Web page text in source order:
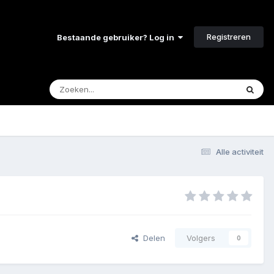
Bestaande gebruiker? Log in Registreren
Alle activiteit
Delen Volgers 0